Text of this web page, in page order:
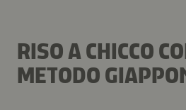
RISO A CHICCO
METODO